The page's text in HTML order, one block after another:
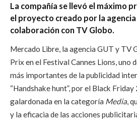
La compañía se llevó el máximo
el proyecto creado por la agencia
colaboración con TV Globo.
Mercado Libre, la agencia GUT y TV
Prix en el Festival Cannes Lions, uno
más importantes de la publicidad
“Handshake hunt”, por el Black
galardonada en la categoría Media,
y la eficacia de las acciones